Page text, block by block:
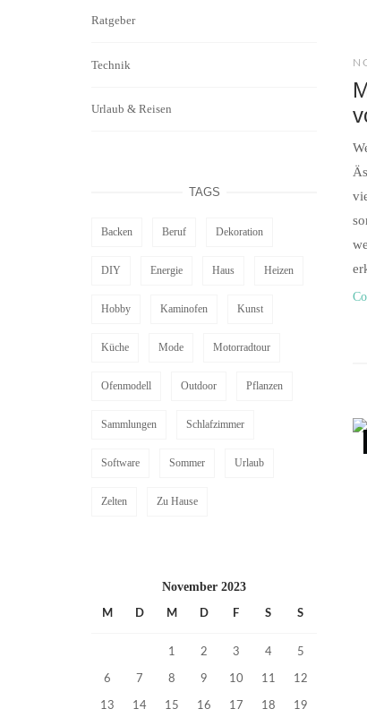
Ratgeber
Technik
Urlaub & Reisen
TAGS
Backen Beruf Dekoration
DIY Energie Haus Heizen
Hobby Kaminofen Kunst
Küche Mode Motorradtour
Ofenmodell Outdoor Pflanzen
Sammlungen Schlafzimmer
Software Sommer Urlaub
Zelten Zu Hause
November 2023
M D M D F S S
1 2 3 4 5
6 7 8 9 10 11 12
13 14 15 16 17 18 19